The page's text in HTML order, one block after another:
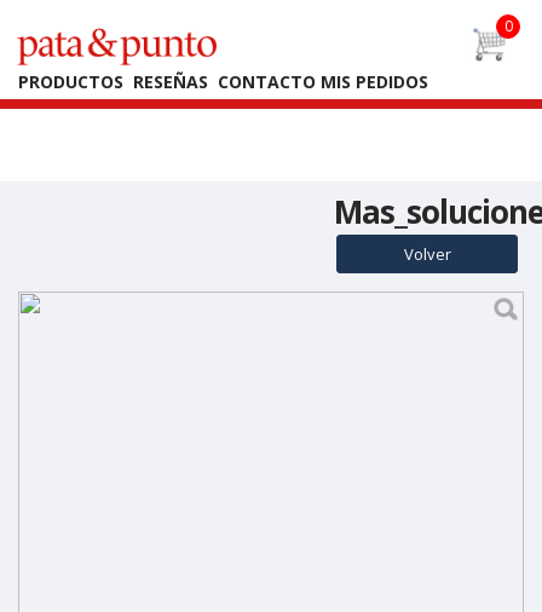
Warning: Undefined array key "back" in
/home/fbianchi/public_html/PYP2025/producto.php
on line41
PRODUCTOS RESEÑAS CONTACTO MIS PEDIDOS
Volver